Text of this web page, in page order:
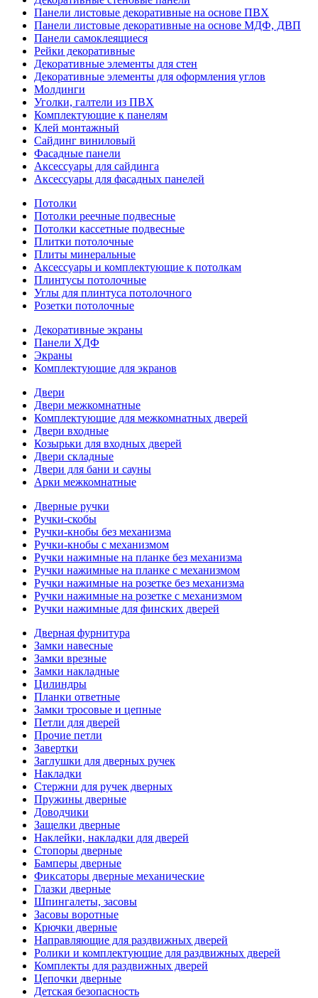
Панели листовые декоративные на основе ПВХ
Панели листовые декоративные на основе МДФ, ДВП
Панели самоклеящиеся
Рейки декоративные
Декоративные элементы для стен
Декоративные элементы для оформления углов
Молдинги
Уголки, галтели из ПВХ
Комплектующие к панелям
Клей монтажный
Сайдинг виниловый
Фасадные панели
Аксессуары для сайдинга
Аксессуары для фасадных панелей
Потолки
Потолки реечные подвесные
Потолки кассетные подвесные
Плитки потолочные
Плиты минеральные
Аксессуары и комплектующие к потолкам
Плинтусы потолочные
Углы для плинтуса потолочного
Розетки потолочные
Декоративные экраны
Панели ХДФ
Экраны
Комплектующие для экранов
Двери
Двери межкомнатные
Комплектующие для межкомнатных дверей
Двери входные
Козырьки для входных дверей
Двери складные
Двери для бани и сауны
Арки межкомнатные
Дверные ручки
Ручки-скобы
Ручки-кнобы без механизма
Ручки-кнобы с механизмом
Ручки нажимные на планке без механизма
Ручки нажимные на планке с механизмом
Ручки нажимные на розетке без механизма
Ручки нажимные на розетке с механизмом
Ручки нажимные для финских дверей
Дверная фурнитура
Замки навесные
Замки врезные
Замки накладные
Цилиндры
Планки ответные
Замки тросовые и цепные
Петли для дверей
Прочие петли
Завертки
Заглушки для дверных ручек
Накладки
Стержни для ручек дверных
Пружины дверные
Доводчики
Защелки дверные
Наклейки, накладки для дверей
Стопоры дверные
Бамперы дверные
Фиксаторы дверные механические
Глазки дверные
Шпингалеты, засовы
Засовы воротные
Крючки дверные
Направляющие для раздвижных дверей
Ролики и комплектующие для раздвижных дверей
Комплекты для раздвижных дверей
Цепочки дверные
Детская безопасность